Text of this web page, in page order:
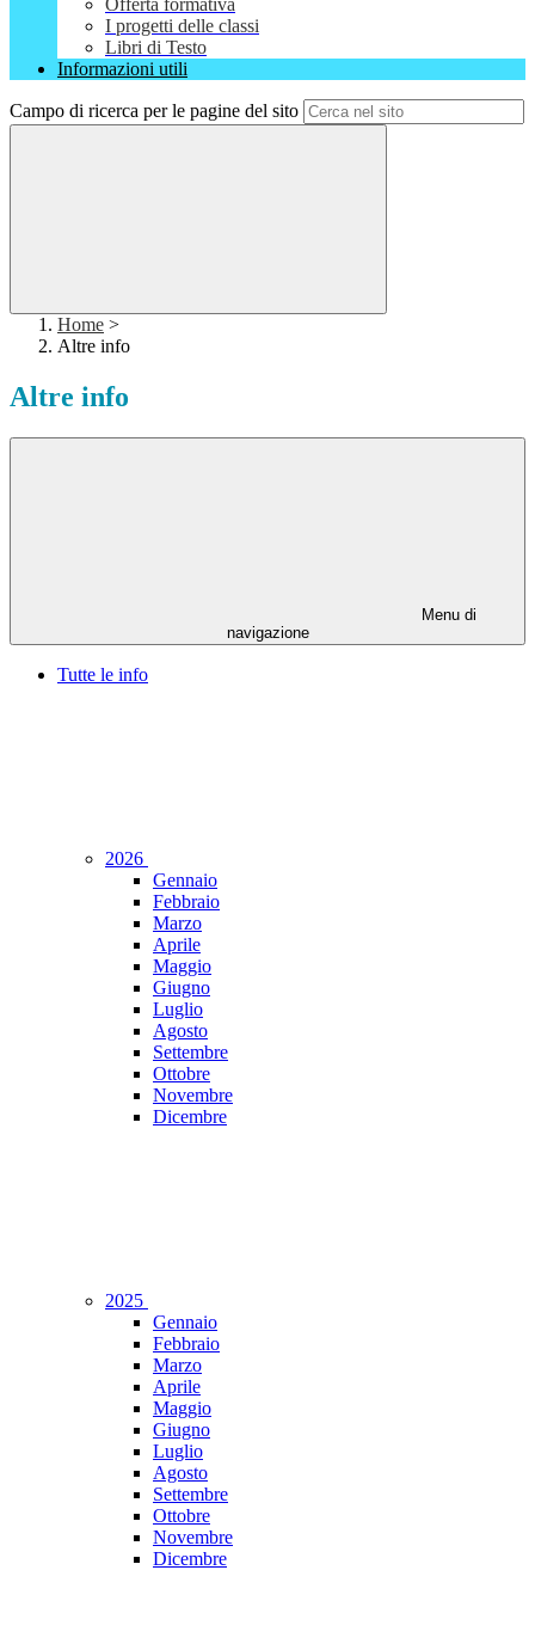
Offerta formativa
I progetti delle classi
Libri di Testo
Informazioni utili
Campo di ricerca per le pagine del sito
Home >
Altre info
Altre info
Menu di
navigazione
Tutte le info
2026
Gennaio
Febbraio
Marzo
Aprile
Maggio
Giugno
Luglio
Agosto
Settembre
Ottobre
Novembre
Dicembre
2025
Gennaio
Febbraio
Marzo
Aprile
Maggio
Giugno
Luglio
Agosto
Settembre
Ottobre
Novembre
Dicembre